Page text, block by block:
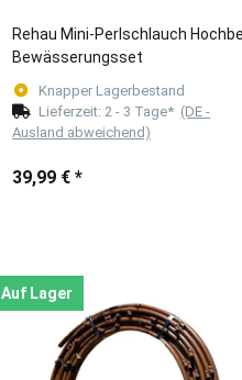
Rehau Mini-Perlschlauch
Bewässerungsset
Knapper Lagerbestand
Lieferzeit: 2 - 3 Tage* (DE -
Ausland abweichend)
39,99 € *
Auf Lager